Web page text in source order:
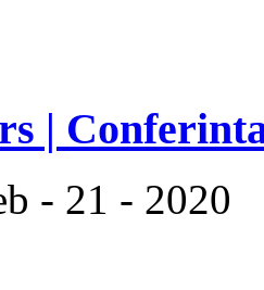
|
- 21 - 2020